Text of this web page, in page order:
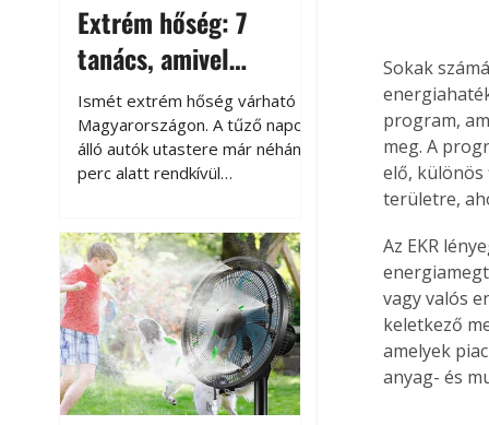
Extrém hőség: 7
tanács, amivel
megóvhatjuk
autónkat a nyári
károktól
Ismét extrém hőség várható
Magyarországon. A tűző napon
álló autók utastere már néhány
perc alatt rendkívül
megközelítheti. Ez nemcsak a
beszállást teszi kellemetlenné,
hanem az autó állapotára és a
benne hagyott tárgyakra is
káros hatással lehet. Néhány
egyszerű óvintézkedéssel
azonban jelentősen
csökkenthetjük a hőség káros
Sokak
program,
meg. A
elő, különös
területre,
Az EKR
vagy valós
keletkező
amelyek
anyag- és